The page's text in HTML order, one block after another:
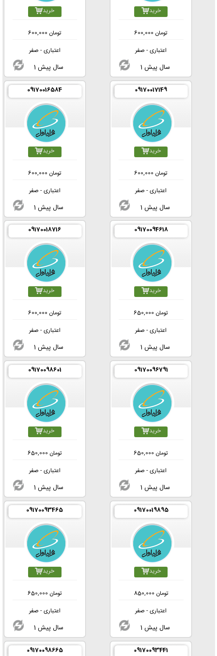
خرید
600,000 تومان
اعتباری - صفر
1 سال پیش
خرید
600,000 تومان
اعتباری - صفر
1 سال پیش
09170017149
خرید
600,000 تومان
اعتباری - صفر
1 سال پیش
09170016584
خرید
600,000 تومان
اعتباری - صفر
1 سال پیش
09170094618
خرید
650,000 تومان
اعتباری - صفر
1 سال پیش
09170018716
خرید
600,000 تومان
اعتباری - صفر
1 سال پیش
09170096791
خرید
650,000 تومان
اعتباری - صفر
1 سال پیش
09170098601
خرید
650,000 تومان
اعتباری - صفر
1 سال پیش
09170019895
خرید
850,000 تومان
اعتباری - صفر
1 سال پیش
09170093465
خرید
650,000 تومان
اعتباری - صفر
1 سال پیش
09170093441
09170098665